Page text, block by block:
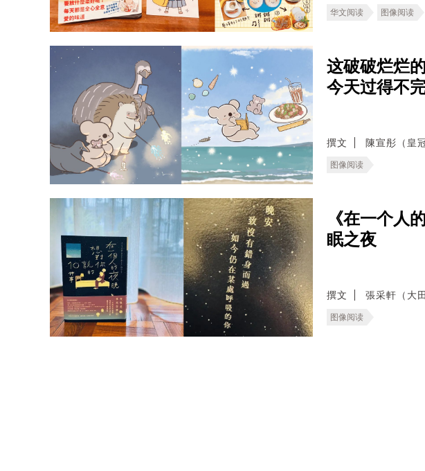
华文阅读 图像阅读
这破破烂烂
今天过得不
撰文 陳宣彤（皇
图像阅读
《在一个人
眠之夜
撰文 張采軒（大
图像阅读